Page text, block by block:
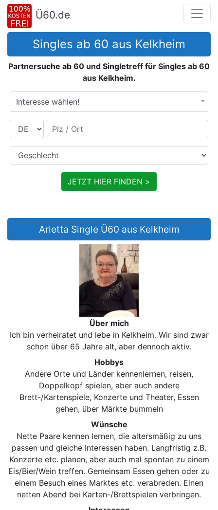
Ü60.de
Singles ab 60 aus Kelkheim
Partnersuche ab 60 und Singletreff für Singles ab 60
aus Kelkheim.
Interesse wählen!
Land Plz / Ort
Geschlecht
JETZT HIER FINDEN >
Arietta Single Ü60 aus Kelkheim
Über mich
Ich bin verheiratet und lebe in Kelkheim. Wir sind zwar
schon über 65 Jahre alt, aber dennoch aktiv.
Hobbys
Andere Orte und Länder kennenlernen, reisen,
Doppelkopf spielen, aber auch andere
Brett-/Kartenspiele, Konzerte und Theater, Essen
gehen, über Märkte bummeln
Wünsche
Nette Paare kennen lernen, die altersmäßig zu uns
passen und gleiche Interessen haben. Langfristig z.B.
Konzerte etc. planen, aber auch mal spontan zu einem
Eis/Bier/Wein treffen. Gemeinsam Essen gehen oder zu
einem Besuch eines Marktes etc. verabreden. Einen
netten Abend bei Karten-/Brettspielen verbringen.